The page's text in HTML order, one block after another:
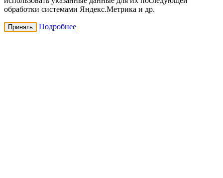
обработки системами Яндекс.Метрика и др.
Принять Подробнее